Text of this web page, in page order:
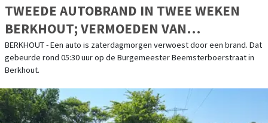
TWEEDE AUTOBRAND IN TWEE WEKEN
BERKHOUT; VERMOEDEN VAN
BRANDSTICHTING
BERKHOUT - Een auto is zaterdagmorgen verwoest door een brand. Dat
gebeurde rond 05:30 uur op de Burgemeester Beemsterboerstraat in
Berkhout.